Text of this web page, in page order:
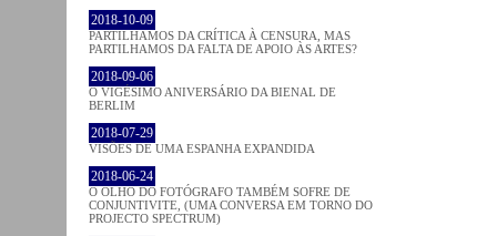
2018-10-09
PARTILHAMOS DA CRÍTICA À CENSURA, MAS
PARTILHAMOS DA FALTA DE APOIO ÀS ARTES?
2018-09-06
O VIGÉSIMO ANIVERSÁRIO DA BIENAL DE
BERLIM
2018-07-29
VISÕES DE UMA ESPANHA EXPANDIDA
2018-06-24
O OLHO DO FOTÓGRAFO TAMBÉM SOFRE DE
CONJUNTIVITE, (UMA CONVERSA EM TORNO DO
PROJECTO SPECTRUM)